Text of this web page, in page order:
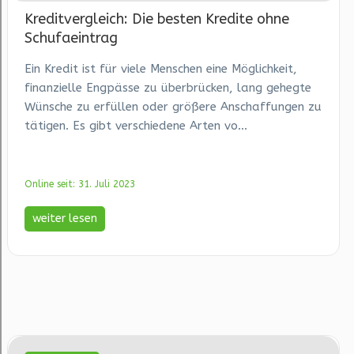
Kreditvergleich: Die besten Kredite ohne
Schufaeintrag
Ein Kredit ist für viele Menschen eine Möglichkeit,
finanzielle Engpässe zu überbrücken, lang gehegte
Wünsche zu erfüllen oder größere Anschaffungen zu
tätigen. Es gibt verschiedene Arten vo...
Online seit: 31. Juli 2023
weiter lesen